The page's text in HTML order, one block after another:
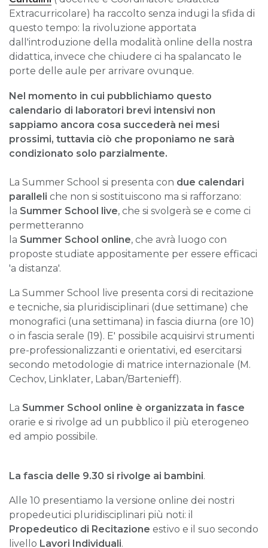
Extracurricolare) ha raccolto senza indugi la sfida di
questo tempo: la rivoluzione apportata
dall'introduzione della modalità online della nostra
didattica, invece che chiudere ci ha spalancato le
porte delle aule per arrivare ovunque.
Nel momento in cui pubblichiamo questo
calendario di laboratori brevi intensivi non
sappiamo ancora cosa succederà nei mesi
prossimi, tuttavia ciò che proponiamo ne sarà
condizionato solo parzialmente.
La Summer School si presenta con due calendari
paralleli che non si sostituiscono ma si rafforzano:
la Summer School live, che si svolgerà se e come ci
permetteranno
la Summer School online, che avrà luogo con
proposte studiate appositamente per essere efficaci
'a distanza'.
La Summer School live presenta corsi di recitazione
e tecniche, sia pluridisciplinari (due settimane) che
monografici (una settimana) in fascia diurna (ore 10)
o in fascia serale (19). E' possibile acquisirvi strumenti
pre-professionalizzanti e orientativi, ed esercitarsi
secondo metodologie di matrice internazionale (M.
Cechov, Linklater, Laban/Bartenieff).
La Summer School online è organizzata in fasce
orarie e si rivolge ad un pubblico il più eterogeneo
ed ampio possibile.
La fascia delle 9.30 si rivolge ai bambini.
Alle 10 presentiamo la versione online dei nostri
propedeutici pluridisciplinari più noti: il
Propedeutico di Recitazione estivo e il suo secondo
livello Lavori Individuali.